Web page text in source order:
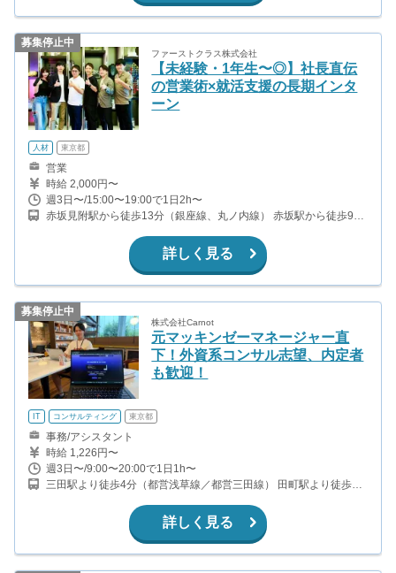
募集停止中
ファーストクラス株式会社
【未経験・1年生〜◎】社長直伝
の営業術×就活支援の長期インタ
ーン
人材 東京都
営業
時給 2,000円〜
週3日〜/15:00〜19:00で1日2h〜
赤坂見附駅から徒歩13分（銀座線、丸ノ内線） 赤坂駅から徒歩9分
詳しく見る
募集停止中
株式会社Carnot
元マッキンゼーマネージャー直
下！外資系コンサル志望、内定者
も歓迎！
IT コンサルティング 東京都
事務/アシスタント
時給 1,226円〜
週3日〜/9:00〜20:00で1日1h〜
三田駅より徒歩4分（都営浅草線／都営三田線） 田町駅より徒歩6
詳しく見る